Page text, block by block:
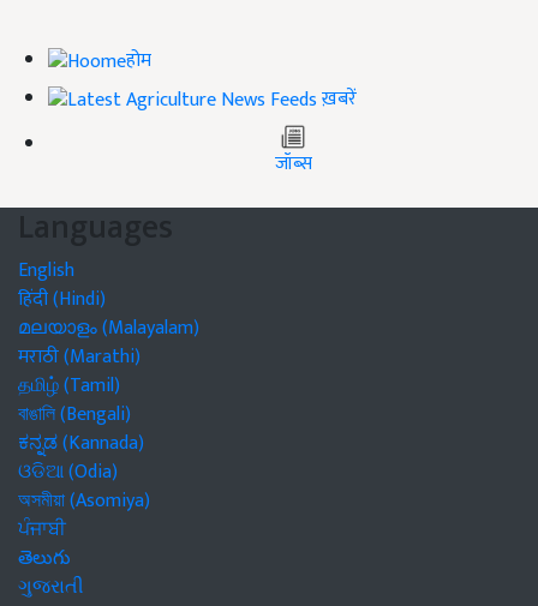
होम
ख़बरें
जॉब्स
Languages
English
हिंदी (Hindi)
മലയാളം (Malayalam)
मराठी (Marathi)
தமிழ் (Tamil)
বাঙালি (Bengali)
ಕನ್ನಡ (Kannada)
ଓଡିଆ (Odia)
অসমীয়া (Asomiya)
ਪੰਜਾਬੀ
తెలుగు
ગુજરાતી